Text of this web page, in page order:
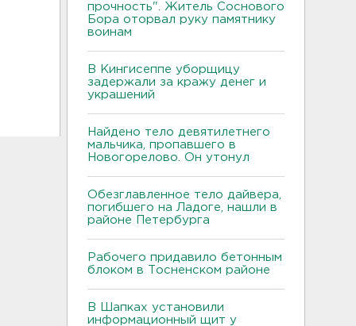
прочность". Житель Соснового
Бора оторвал руку памятнику
воинам
В Кингисеппе уборщицу
задержали за кражу денег и
украшений
Найдено тело девятилетнего
мальчика, пропавшего в
Новогорелово. Он утонул
Обезглавленное тело дайвера,
погибшего на Ладоге, нашли в
районе Петербурга
Рабочего придавило бетонным
блоком в Тосненском районе
В Шапках установили
информационный щит у